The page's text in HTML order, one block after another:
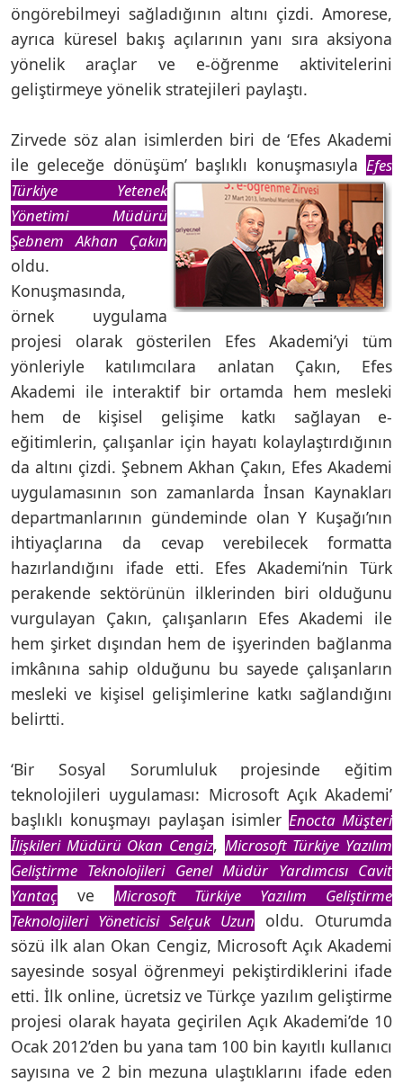
öngörebilmeyi sağladığının altını çizdi. Amorese,
ayrıca küresel bakış açılarının yanı sıra aksiyona
yönelik araçlar ve e-öğrenme aktivitelerini
geliştirmeye yönelik stratejileri paylaştı.
Zirvede söz alan isimlerden biri de ‘Efes Akademi
ile geleceğe dönüşüm’ başlıklı konuşmasıyla Efes
Türkiye Yetenek
Yönetimi Müdürü
Şebnem Akhan Çakın
oldu.
Konuşmasında,
örnek uygulama
projesi olarak gösterilen Efes Akademi’yi tüm
yönleriyle katılımcılara anlatan Çakın, Efes
Akademi ile interaktif bir ortamda hem mesleki
hem de kişisel gelişime katkı sağlayan e-
eğitimlerin, çalışanlar için hayatı kolaylaştırdığının
da altını çizdi. Şebnem Akhan Çakın, Efes Akademi
uygulamasının son zamanlarda İnsan Kaynakları
departmanlarının gündeminde olan Y Kuşağı’nın
ihtiyaçlarına da cevap verebilecek formatta
hazırlandığını ifade etti. Efes Akademi’nin Türk
perakende sektörünün ilklerinden biri olduğunu
vurgulayan Çakın, çalışanların Efes Akademi ile
hem şirket dışından hem de işyerinden bağlanma
imkânına sahip olduğunu bu sayede çalışanların
mesleki ve kişisel gelişimlerine katkı sağlandığını
belirtti.
‘Bir Sosyal Sorumluluk projesinde eğitim
teknolojileri uygulaması: Microsoft Açık Akademi’
başlıklı konuşmayı paylaşan isimlerEnocta Müşteri
İlişkileri Müdürü Okan Cengiz, Microsoft Türkiye Yazılım
Geliştirme Teknolojileri Genel Müdür Yardımcısı Cavit
Yantaç ve Microsoft Türkiye Yazılım Geliştirme
Teknolojileri Yöneticisi Selçuk Uzun oldu. Oturumda
sözü ilk alan Okan Cengiz, Microsoft Açık Akademi
sayesinde sosyal öğrenmeyi pekiştirdiklerini ifade
etti. İlk online, ücretsiz ve Türkçe yazılım geliştirme
projesi olarak hayata geçirilen Açık Akademi’de 10
Ocak 2012’den bu yana tam 100 bin kayıtlı kullanıcı
sayısına ve 2 bin mezuna ulaştıklarını ifade eden